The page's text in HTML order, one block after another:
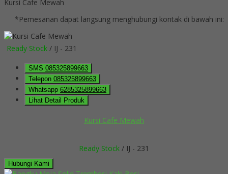
Kursi Cafe Mewah
*Pemesanan dapat langsung menghubungi kontak di bawah ini:
Ready Stock / IJ - 231
SMS 085325899663
Telepon 085325899663
Whatsapp 6285325899663
Lihat Detail Produk
Kursi Cafe Mewah
Ready Stock / IJ - 231
Hubungi Kami